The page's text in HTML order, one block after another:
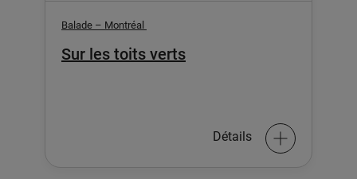
Balade – Montréal
Sur les toits verts
Détails